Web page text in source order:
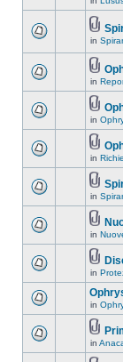
in
in
in
in
in
in
in
in
in